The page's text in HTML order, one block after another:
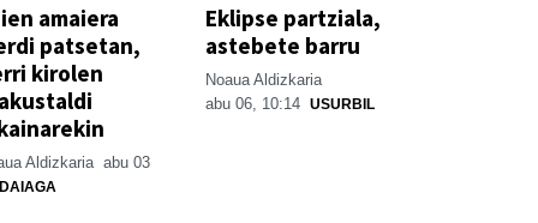
amaiera
patsetan,
kirolen
Aldizkaria abu 03
Eklipse partziala,
astebete barru
Noaua Aldizkaria
abu 06, 10:14 USURBIL